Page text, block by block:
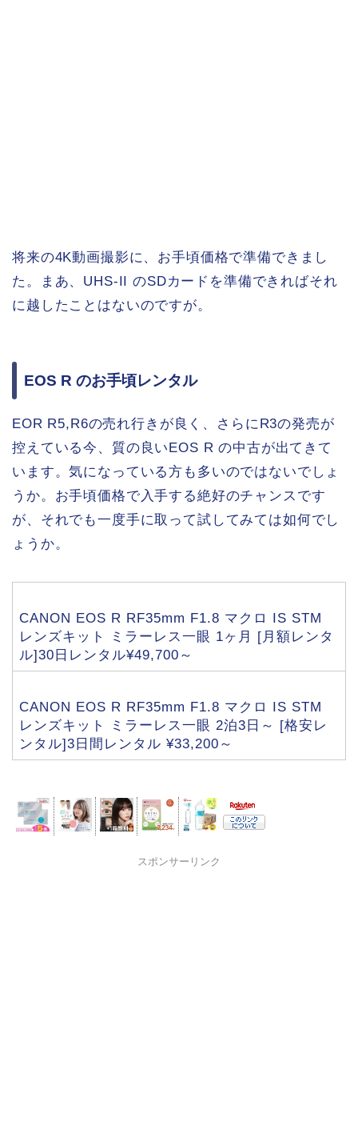
将来の4K動画撮影に、お手頃価格で準備できまし
た。まあ、UHS-II のSDカードを準備できればそれ
に越したことはないのですが。
EOS R のお手頃レンタル
EOR R5,R6の売れ行きが良く、さらにR3の発売が
控えている今、質の良いEOS R の中古が出てきて
います。気になっている方も多いのではないでしょ
うか。お手頃価格で入手する絶好のチャンスです
が、それでも一度手に取って試してみては如何でし
ょうか。
CANON EOS R RF35mm F1.8 マクロ IS STM
レンズキット ミラーレス一眼 1ヶ月 [月額レンタ
ル]30日レンタル¥49,700～
CANON EOS R RF35mm F1.8 マクロ IS STM
レンズキット ミラーレス一眼 2泊3日～ [格安レ
ンタル]3日間レンタル ¥33,200～
スポンサーリンク